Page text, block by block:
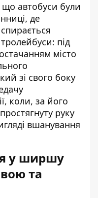
автобуси були
де
під
місто
зі свого боку
коли, за його
руку
вшанування
у ширшу
та